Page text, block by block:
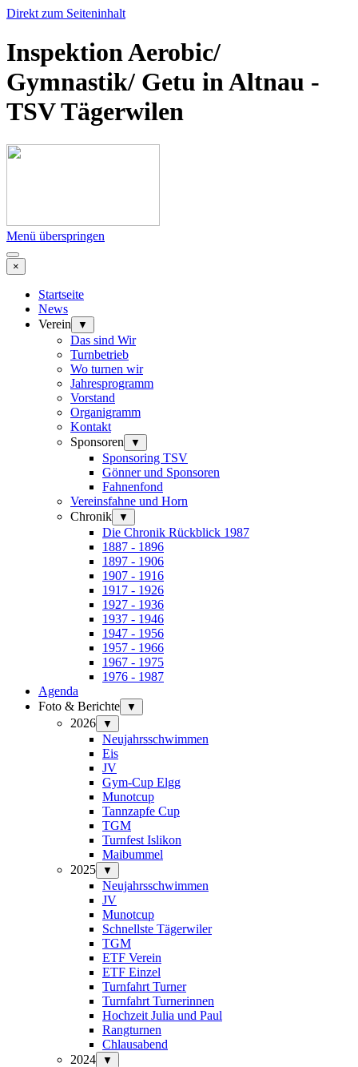
Direkt zum Seiteninhalt
Inspektion Aerobic/
Gymnastik/ Getu in Altnau -
TSV Tägerwilen
Menü überspringen
×
Startseite
News
Verein
▼
Das sind Wir
Turnbetrieb
Wo turnen wir
Jahresprogramm
Vorstand
Organigramm
Kontakt
Sponsoren
▼
Sponsoring TSV
Gönner und Sponsoren
Fahnenfond
Vereinsfahne und Horn
Chronik
▼
Die Chronik Rückblick 1987
1887 - 1896
1897 - 1906
1907 - 1916
1917 - 1926
1927 - 1936
1937 - 1946
1947 - 1956
1957 - 1966
1967 - 1975
1976 - 1987
Agenda
Foto & Berichte
▼
2026 ▼
Neujahrsschwimmen
Eis
JV
Gym-Cup Elgg
Munotcup
Tannzapfe Cup
TGM
Turnfest Islikon
Maibummel
2025
▼
Neujahrsschwimmen
JV
Munotcup
Schnellste Tägerwiler
TGM
ETF Verein
ETF Einzel
Turnfahrt Turner
Turnfahrt Turnerinnen
Hochzeit Julia und Paul
Rangturnen
Chlausabend
2024
▼